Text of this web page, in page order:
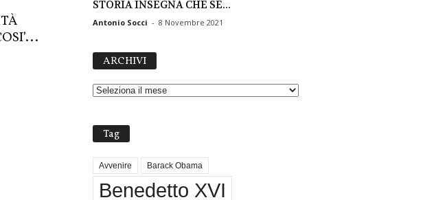
STORIA INSEGNA CHE SE...
Antonio Socci - 8 Novembre 2021
ARCHIVI
H
Tag
Avvenire Barack Obama
Benedetto XVI